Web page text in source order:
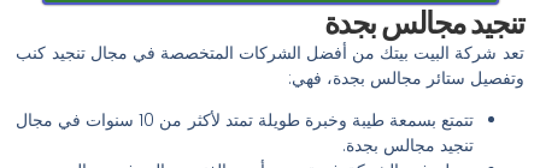
تنجيد مجالس بجدة
تعد شركة البيت بيتك من أفضل الشركات المتخصصة في مجال تنجيد كنب
وتفصيل ستائر مجالس بجدة، فهي:
تتمتع بسمعة طيبة وخبرة طويلة تمتد لأكثر من 10 سنوات في مجال
تنجيد مجالس بجدة.